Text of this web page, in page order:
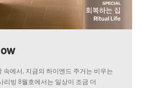
속에서, 지금의 하이엔드 주거는 비우는
리빙 8월호에서는 일상이 조금 더